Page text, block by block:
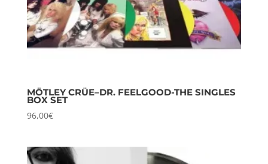
MÖTLEY CRÜE–DR. FEELGOOD-THE SINGLES
BOX SET
96,00€